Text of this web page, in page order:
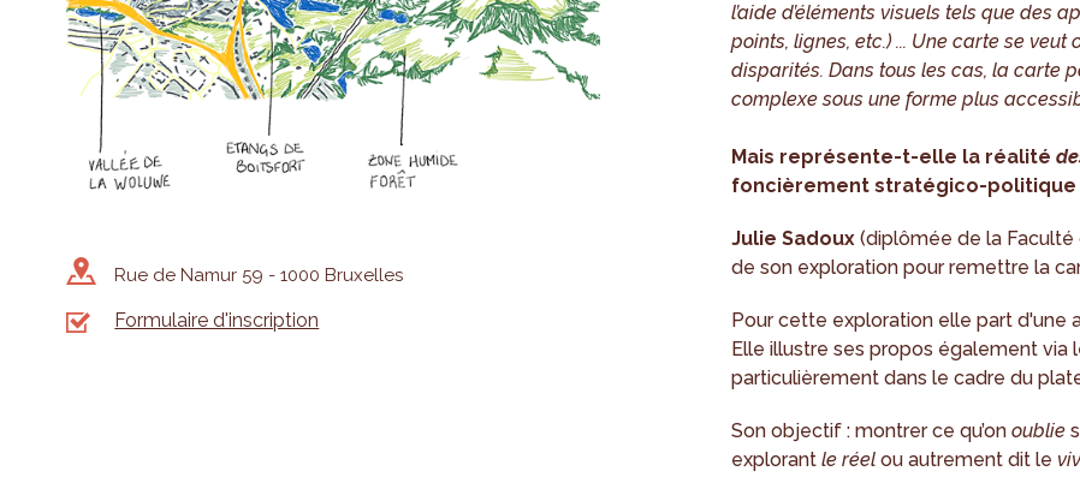
Rue de Namur 59 - 1000 Bruxelles
Formulaire d'inscription
l’aide d’éléments visuels tels que des
points, lignes, etc.) ... Une carte se
disparités. Dans tous les cas, la carte
complexe sous une forme plus
Mais représente-t-elle la réalité
foncièrement stratégico-politique
Julie Sadoux (diplômée de la Faculté
de son exploration pour remettre la
Pour cette exploration elle part d'une
Elle illustre ses propos également via
particulièrement dans le cadre du
Son objectif : montrer ce qu’onoublie
explorantle réel ou autrement dit le